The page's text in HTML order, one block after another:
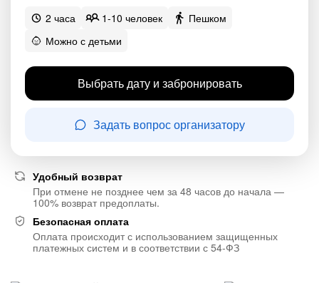
2 часа 1-10 человек
Пешком
Можно с детьми
Выбрать дату и забронировать
Задать вопрос организатору
Удобный возврат
При отмене не позднее чем за 48 часов до начала —
100% возврат предоплаты.
Безопасная оплата
Оплата происходит с использованием защищенных
платежных систем и в соответствии с 54-ФЗ